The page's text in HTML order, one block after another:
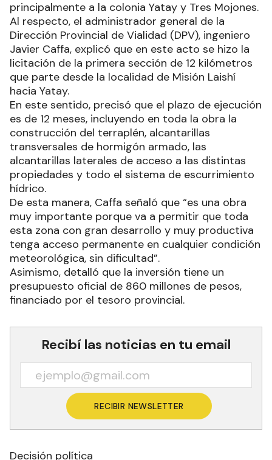
principalmente a la colonia Yatay y Tres Mojones.
Al respecto, el administrador general de la
Dirección Provincial de Vialidad (DPV), ingeniero
Javier Caffa, explicó que en este acto se hizo la
licitación de la primera sección de 12 kilómetros
que parte desde la localidad de Misión Laishí
hacia Yatay.
En este sentido, precisó que el plazo de ejecución
es de 12 meses, incluyendo en toda la obra la
construcción del terraplén, alcantarillas
transversales de hormigón armado, las
alcantarillas laterales de acceso a las distintas
propiedades y todo el sistema de escurrimiento
hídrico.
De esta manera, Caffa señaló que “es una obra
muy importante porque va a permitir que toda
esta zona con gran desarrollo y muy productiva
tenga acceso permanente en cualquier condición
meteorológica, sin dificultad”.
Asimismo, detalló que la inversión tiene un
presupuesto oficial de 860 millones de pesos,
financiado por el tesoro provincial.
Recibí las noticias en tu email
RECIBIR NEWSLETTER
Decisión política